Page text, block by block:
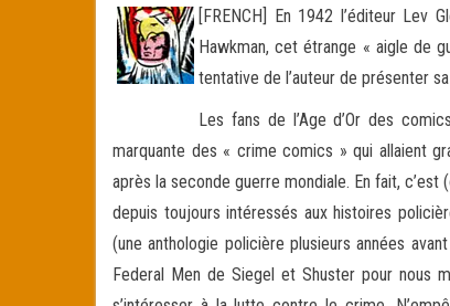
[FRENCH] En 1942 l’éditeur
Hawkman, cet étrange « aigle de
tentative de l’auteur de présenter
Les fans de l’Age d’Or des
marquante des « crime comics » qui allaient
après la seconde guerre mondiale. En fait,
depuis toujours intéressés aux histoires
(une anthologie policière plusieurs années
Federal Men de Siegel et Shuster pour nous